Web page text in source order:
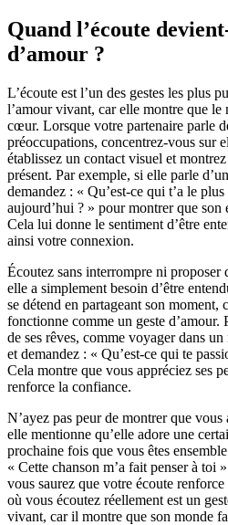
Quand l’écoute
d’amour ?
L’écoute est l’un des gestes les plus
l’amour vivant, car elle montre que le
cœur. Lorsque votre partenaire parle
préoccupations, concentrez-vous sur
établissez un contact visuel et
présent. Par exemple, si elle parle
demandez : « Qu’est-ce qui t’a le
aujourd’hui ? » pour montrer que son
Cela lui donne le sentiment d’être
ainsi votre connexion.
Écoutez sans interrompre ni proposer
elle a simplement besoin d’être
se détend en partageant son moment,
fonctionne comme un geste d’amour.
de ses rêves, comme voyager dans
et demandez : « Qu’est-ce qui te
Cela montre que vous appréciez ses
renforce la confiance.
N’ayez pas peur de montrer que
elle mentionne qu’elle adore une
prochaine fois que vous êtes
« Cette chanson m’a fait penser à toi
vous saurez que votre écoute
où vous écoutez réellement est un
vivant, car il montre que son monde